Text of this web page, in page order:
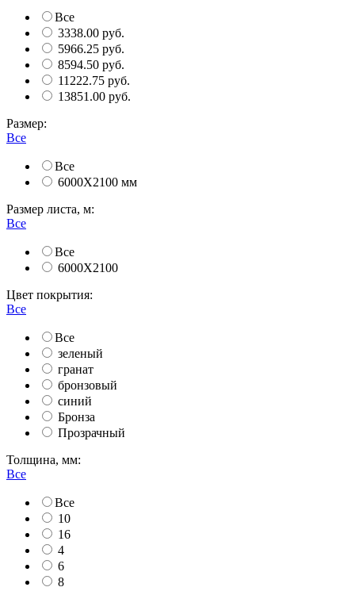
Все
3338.00 руб.
5966.25 руб.
8594.50 руб.
11222.75 руб.
13851.00 руб.
Размер:
Все
Все
6000Х2100 мм
Размер листа, м:
Все
Все
6000Х2100
Цвет покрытия:
Все
Все
зеленый
гранат
бронзовый
синий
Бронза
Прозрачный
Толщина, мм:
Все
Все
10
16
4
6
8